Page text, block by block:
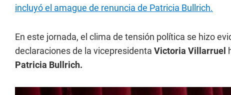
incluyó el amague de renuncia de Patricia Bullrich.
En este jornada, el clima de tensión política se hizo
declaraciones de la vicepresidenta Victoria Villarruel
Patricia Bullrich.